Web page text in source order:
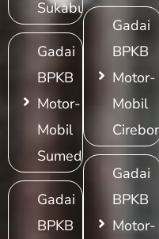
Sukabumi
Gadai
BPKB
Motor-
Mobil
Sumedang
Gadai
BPKB
Gadai
BPKB
Motor-
Mobil
Gadai
BPKB
Motor-